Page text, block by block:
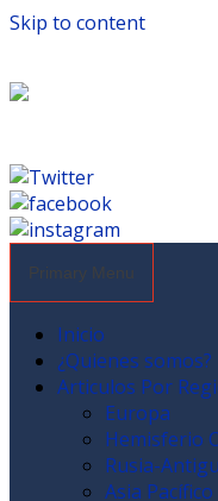
Skip to content
Primary Menu
Inicio
¿Quienes somos?
Articulos Por
Europa
Hemisferio
Rusia-
Asia Pacífico